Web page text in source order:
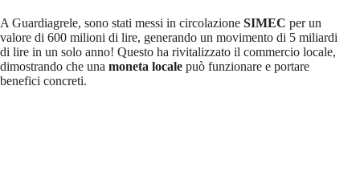
A Guardiagrele, sono stati messi in circolazione SIMEC per un
valore di 600 milioni di lire, generando un movimento di 5 miliardi
di lire in un solo anno! Questo ha rivitalizzato il commercio locale,
dimostrando che una moneta locale può funzionare e portare
benefici concreti.